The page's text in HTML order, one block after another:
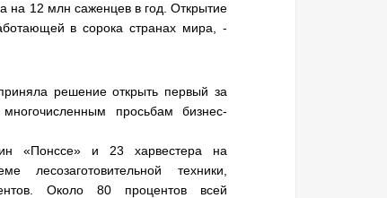
на 12 млн саженцев в год. Открытие
в сорока странах мира, -
решение открыть первый за
просьбам бизнес-
«Понссе» и 23 харвестера на
техники,
Около 80 процентов всей